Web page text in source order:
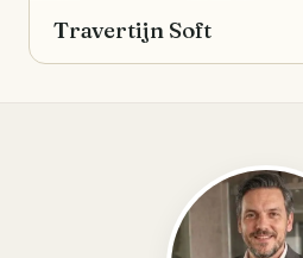
Travertijn Soft